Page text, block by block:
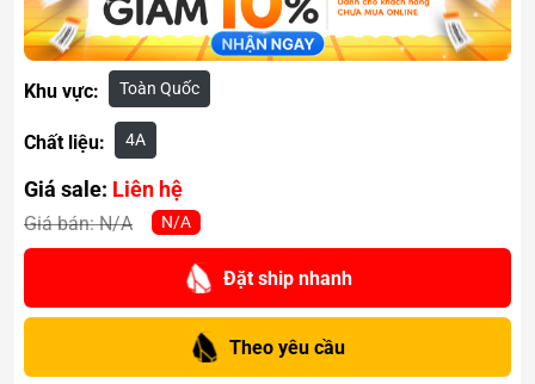
Khu vực: Toàn Quốc
Chất liệu: 4A
Giá sale: Liên hệ
Giá bán:N/A N/A
Đặt ship nhanh
Theo yêu cầu